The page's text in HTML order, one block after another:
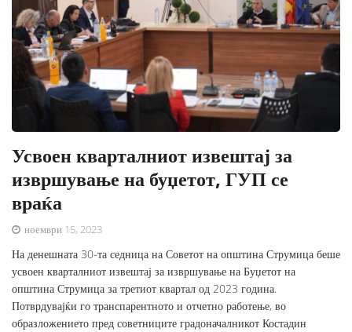
Усвоен кварталниот извештај за
извршување на буџетот, ГУП се
враќа
ноември 15, 2023
На денешната 30-та седница на Советот на општина Струмица беше
усвоен кварталниот извештај за извршување на Буџетот на
општина Струмица за третиот квартал од 2023 година.
Потврдувајќи го транспарентното и отчетно работење, во
образложението пред советниците градоначалникот Костадин